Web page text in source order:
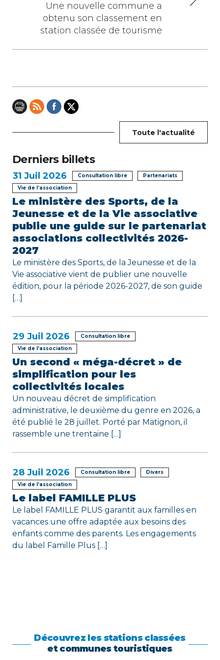
t
o
n
d
e
l
’
a
r
t
i
c
l
Une nouvelle commune a
obtenu son classement en
station classée de tourisme
Toute l'actualité
Derniers billets
31 Juil 2026 Consultation libre
Partenariats
Vie de l’association
Le ministère des Sports, de la
Jeunesse et de la Vie associative
publie une guide sur le partenariat
associations collectivités 2026-
2027
Le ministère des Sports, de la Jeunesse et de la
Vie associative vient de publier une nouvelle
édition, pour la période 2026-2027, de son guide
[…]
29 Juil 2026
Consultation libre
Vie de l’association
Un second « méga-décret » de
simplification pour les
collectivités locales
Un nouveau décret de simplification
administrative, le deuxième du genre en 2026, a
été publié le 28 juillet. Porté par Matignon, il
rassemble une trentaine […]
28 Juil 2026 Consultation libre
Divers
Vie de l’association
Le label FAMILLE PLUS
Le label FAMILLE PLUS garantit aux familles en
vacances une offre adaptée aux besoins des
enfants comme des parents. Les engagements
du label Famille Plus […]
Découvrez les stations classées
et communes touristiques